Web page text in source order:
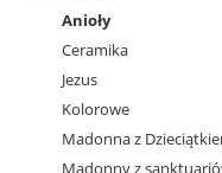
Anioły
Ceramika
Jezus
Kolorowe
Madonna z